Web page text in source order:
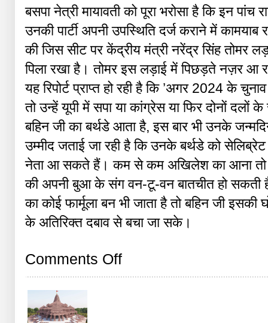
बसपा नेत्री मायावती को पूरा भरोसा है कि इन
उनकी पार्टी अपनी उपस्थिति दर्ज कराने में
की जिस सीट पर केंद्रीय मंत्री नरेंद्र सिंह तोमर
पिला रखा है। तोमर इस लड़ाई में पिछड़ते नज़र आ
यह रिपोर्ट प्राप्त हो रही है कि ’अगर 2024 के
तो उन्हें यूपी में सपा या कांग्रेस या फिर दोनों दलों
बहिन जी का बर्थडे आता है, इस बार भी उनके
उम्मीद जताई जा रही है कि उनके बर्थडे को
नेता आ सकते हैं। कम से कम अखिलेश का आना तो
की अपनी बुआ के संग वन-टू-वन बातचीत हो
का कोई फार्मूला बन भी जाता है तो बहिन जी इसकी
के अतिरिक्त दबाव से बचा जा सके।
Comments Offon
में